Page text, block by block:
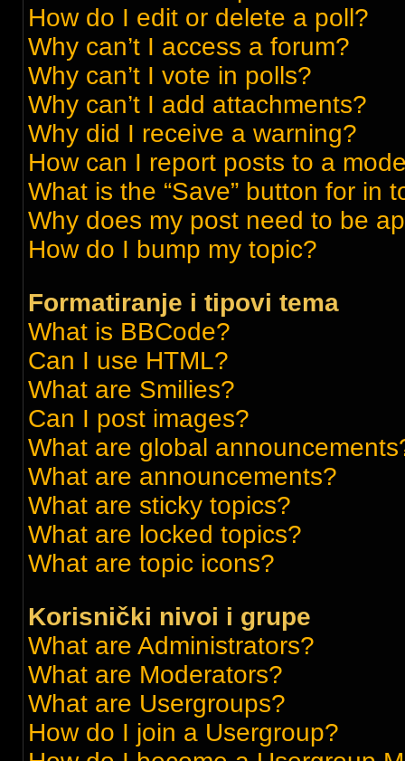
How do I edit or delete a poll?
Why can’t I access a forum?
Why can’t I vote in polls?
Why can’t I add attachments?
Why did I receive a warning?
How can I report posts to a
What is the “Save” button for in
Why does my post need to be
How do I bump my topic?
Formatiranje i tipovi tema
What is BBCode?
Can I use HTML?
What are Smilies?
Can I post images?
What are global
What are announcements?
What are sticky topics?
What are locked topics?
What are topic icons?
Korisnički nivoi i grupe
What are Administrators?
What are Moderators?
What are Usergroups?
How do I join a Usergroup?